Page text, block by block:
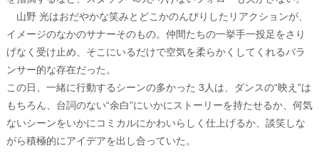
山野 光はおだやかな笑みとどこかのんびりしたリアクションが、
イメージのなかのサナーそのもの。仲間たちの一挙手一投足をさり
げなく受け止め、そこにいるだけで空気を柔らかくしてくれるバラ
ンサー的な存在だった。
この日、一緒に行動するシーンの多かった 3人は、ダンスの“映え”は
もちろん、台詞のない“余白”にいかにストーリーを持たせるか、何気
ないシーンをいかにコミカルにかわいらしく仕上げるか、談笑しな
がら積極的にアイデアを出し合っていた。